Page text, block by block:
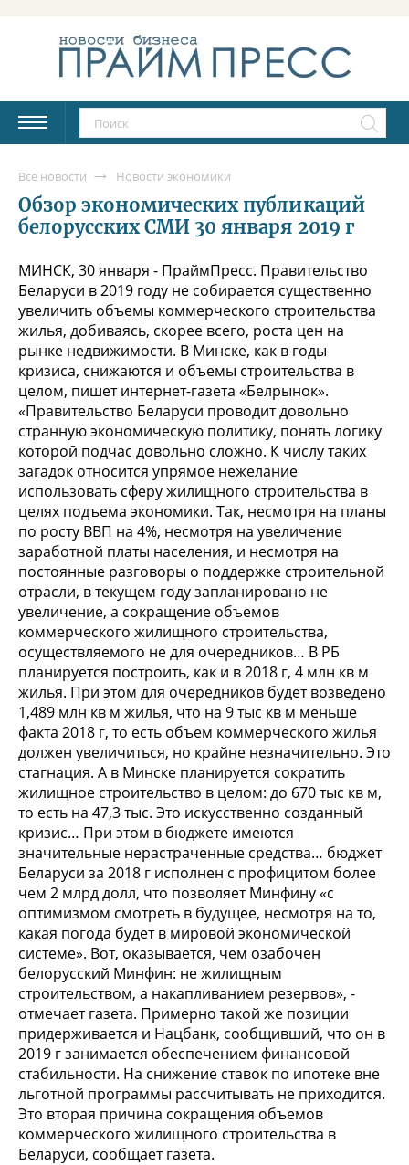
Все новости Новости экономики
Обзор экономических публикаций
белорусских СМИ 30 января 2019 г
МИНСК, 30 января - ПраймПресс. Правительство
Беларуси в 2019 году не собирается существенно
увеличить объемы коммерческого строительства
жилья, добиваясь, скорее всего, роста цен на
рынке недвижимости. В Минске, как в годы
кризиса, снижаются и объемы строительства в
целом, пишет интернет-газета «Белрынок».
«Правительство Беларуси проводит довольно
странную экономическую политику, понять логику
которой подчас довольно сложно. К числу таких
загадок относится упрямое нежелание
использовать сферу жилищного строительства в
целях подъема экономики. Так, несмотря на планы
по росту ВВП на 4%, несмотря на увеличение
заработной платы населения, и несмотря на
постоянные разговоры о поддержке строительной
отрасли, в текущем году запланировано не
увеличение, а сокращение объемов
коммерческого жилищного строительства,
осуществляемого не для очередников… В РБ
планируется построить, как и в 2018 г, 4 млн кв м
жилья. При этом для очередников будет возведено
1,489 млн кв м жилья, что на 9 тыс кв м меньше
факта 2018 г, то есть объем коммерческого жилья
должен увеличиться, но крайне незначительно. Это
стагнация. А в Минске планируется сократить
жилищное строительство в целом: до 670 тыс кв м,
то есть на 47,3 тыс. Это искусственно созданный
кризис… При этом в бюджете имеются
значительные нерастраченные средства… бюджет
Беларуси за 2018 г исполнен с профицитом более
чем 2 млрд долл, что позволяет Минфину «с
оптимизмом смотреть в будущее, несмотря на то,
какая погода будет в мировой экономической
системе». Вот, оказывается, чем озабочен
белорусский Минфин: не жилищным
строительством, а накапливанием резервов», -
отмечает газета. Примерно такой же позиции
придерживается и Нацбанк, сообщивший, что он в
2019 г занимается обеспечением финансовой
стабильности. На снижение ставок по ипотеке вне
льготной программы рассчитывать не приходится.
Это вторая причина сокращения объемов
коммерческого жилищного строительства в
Беларуси, сообщает газета.